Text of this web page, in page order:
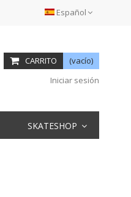
Español
CARRITO
(vacío)
Iniciar sesión
SKATESHOP